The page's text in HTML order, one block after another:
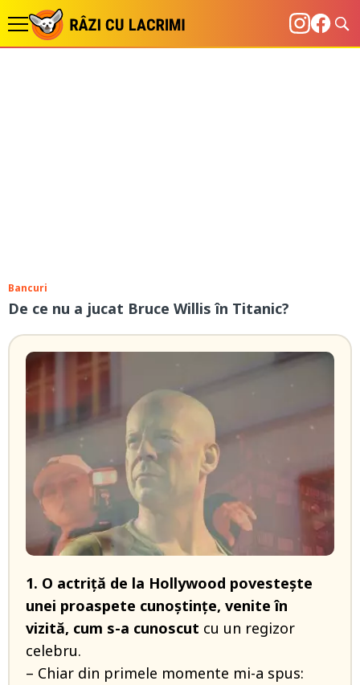
Bancuri
De ce nu a jucat Bruce Willis în Titanic?
1. O actriţă de la Hollywood povesteşte
unei proaspete cunoştinţe, venite în
vizită, cum s-a cunoscut cu un regizor
celebru.
– Chiar din primele momente mi-a spus: